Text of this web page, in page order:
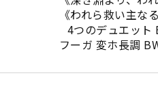
《われら救い主なるイ
4つのデュエット
フーガ 変ホ長調